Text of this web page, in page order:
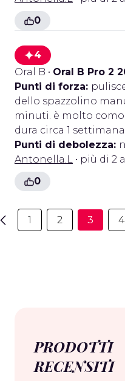
0
4
Oral B • Oral B Pro 2
Punti di forza:
dello spazzolino
minuti. è molto
dura circa 1
Punti di debolezza:
Antonella.L • più di 2
0
1 2 3 4
PRODOTTI
RECENSITI